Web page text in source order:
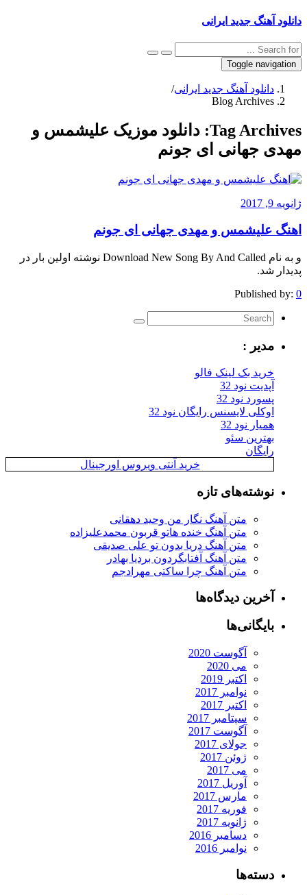
دانلود آهنگ جدید ایرانی
Toggle navigation
دانلود آهنگ جدید ایرانی/
Blog Archives
Tag Archives: دانلود موزیک علیشمس و
مهدی جهانی ای جونم
ژانویه 9, 2017
اهنگ علیشمس و مهدی جهانی ای جونم
و به نام Download New Song By And Called نوشته اولین بار در
پدیدار شد.
Published by: 0
مدیر :
خرید بک لینک فالو
آپدیت نود 32
پسورد نود 32
اوکلی لایسنس رایگان نود 32
همیار نود 32
بهترین سئو
رایگان
خرید آنتی ویروس اورجینال
نوشته‌های تازه
متن آهنگ نگار من وحید دهقانی
متن آهنگ خنده هاتو قربون محمدعلیزاده
متن آهنگ دریا بدون تو علی صدیقی
متن آهنگ آفتابگردون بردیا بهادر
متن آهنگ چرا ساکتی مهرادجم
آخرین دیدگاه‌ها
بایگانی‌ها
آگوست 2020
می 2020
اکتبر 2019
نوامبر 2017
اکتبر 2017
سپتامبر 2017
آگوست 2017
جولای 2017
ژوئن 2017
می 2017
آوریل 2017
مارس 2017
فوریه 2017
ژانویه 2017
دسامبر 2016
نوامبر 2016
دسته‌ها